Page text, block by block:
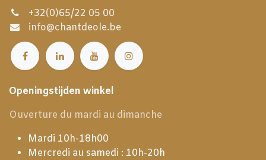
+32(0)65/22 05 00
info@chantdeole.be
Openingstijden winkel
Ouverture du mardi au dimanche
Mardi 10h-18h00
Mercredi au samedi : 10h-20h